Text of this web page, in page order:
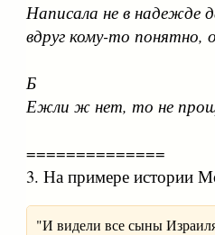
Написала не в надежде
вдруг кому-то понятно,
Б
Ежли ж нет, то не
==============
3. На примере истории
"И видели все сыны